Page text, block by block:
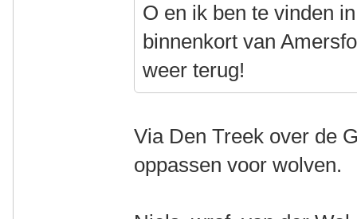
O en ik ben te vinden
binnenkort van
weer terug!
Via Den Treek over de
oppassen voor wolven.